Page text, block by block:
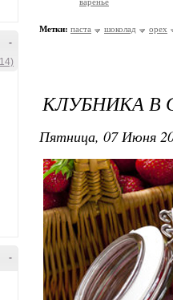
-
-
Метки: паста шоколад орех
КЛУБНИКА В
Пятница, 07 Июня